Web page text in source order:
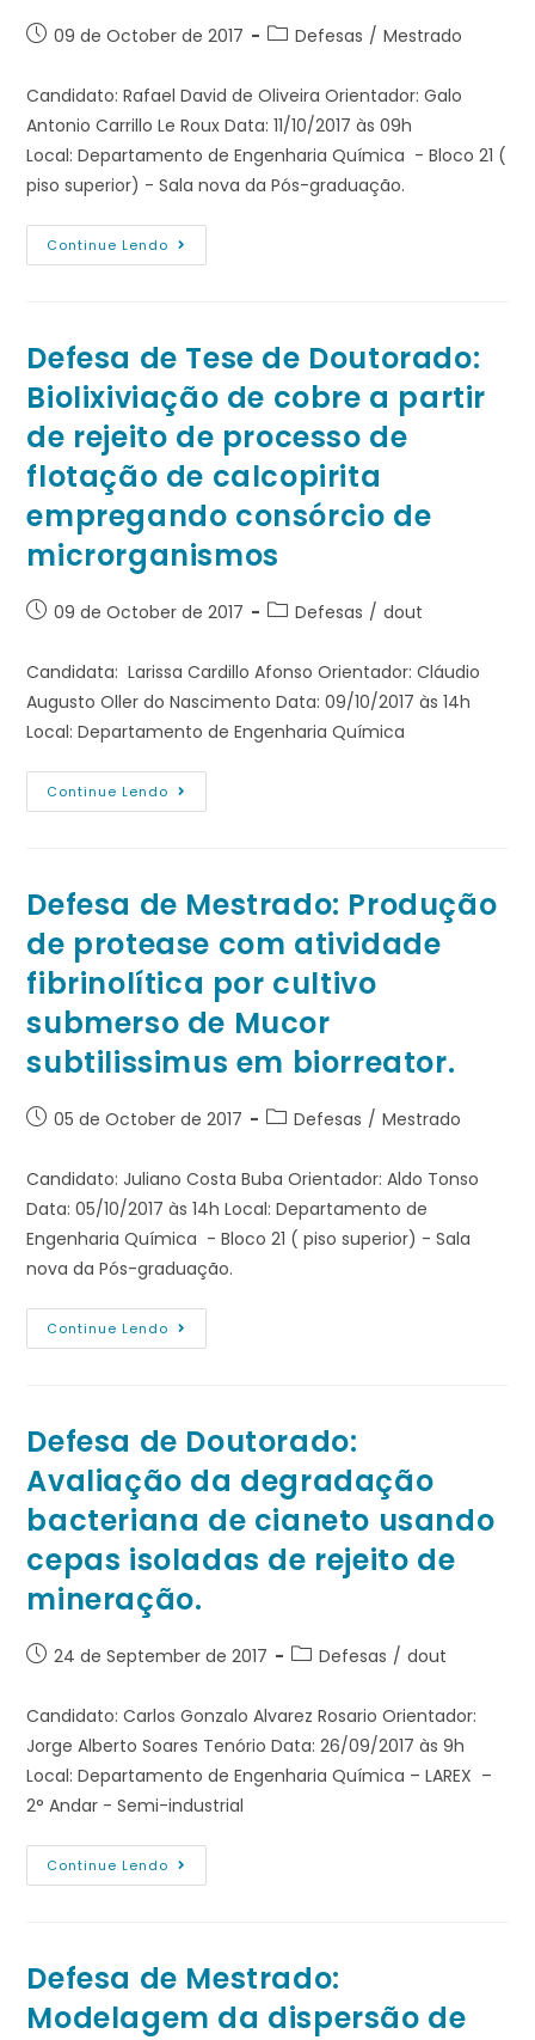
09 de October de 2017 Defesas / Mestrado
Candidato: Rafael David de Oliveira Orientador: Galo
Antonio Carrillo Le Roux Data: 11/10/2017 às 09h
Local: Departamento de Engenharia Química - Bloco 21 (
piso superior) - Sala nova da Pós-graduação.
Continue Lendo
Defesa de Tese de Doutorado:
Biolixiviação de cobre a partir
de rejeito de processo de
flotação de calcopirita
empregando consórcio de
microrganismos
09 de October de 2017 Defesas / dout
Candidata: Larissa Cardillo Afonso Orientador: Cláudio
Augusto Oller do Nascimento Data: 09/10/2017 às 14h
Local: Departamento de Engenharia Química
Continue Lendo
Defesa de Mestrado: Produção
de protease com atividade
fibrinolítica por cultivo
submerso de Mucor
subtilissimus em biorreator.
05 de October de 2017 Defesas / Mestrado
Candidato: Juliano Costa Buba Orientador: Aldo Tonso
Data: 05/10/2017 às 14h Local: Departamento de
Engenharia Química - Bloco 21 ( piso superior) - Sala
nova da Pós-graduação.
Continue Lendo
Defesa de Doutorado:
Avaliação da degradação
bacteriana de cianeto usando
cepas isoladas de rejeito de
mineração.
24 de September de 2017 Defesas / dout
Candidato: Carlos Gonzalo Alvarez Rosario Orientador:
Jorge Alberto Soares Tenório Data: 26/09/2017 às 9h
Local: Departamento de Engenharia Química – LAREX –
2° Andar - Semi-industrial
Continue Lendo
Defesa de Mestrado:
Modelagem da dispersão de